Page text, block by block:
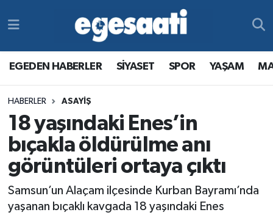
EGEDEN HABERLER SİYASET SPOR YAŞAM
HABERLER ASAYİŞ
18 yaşındaki Enes’in
bıçakla öldürülme anı
görüntüleri ortaya çıktı
Samsun’un Alaçam ilçesinde Kurban Bayramı’nda
yaşanan bıçaklı kavgada 18 yaşındaki Enes
MAGAZİN
RESMİ REKLAMLAR
YAŞAM
MAGAZİN
RESMİ REKLAMLAR
Süper Lig Puan Durumu ve Fikstür
Tüm Manşetler
Son Dakika Haberleri
Haber Arşivi